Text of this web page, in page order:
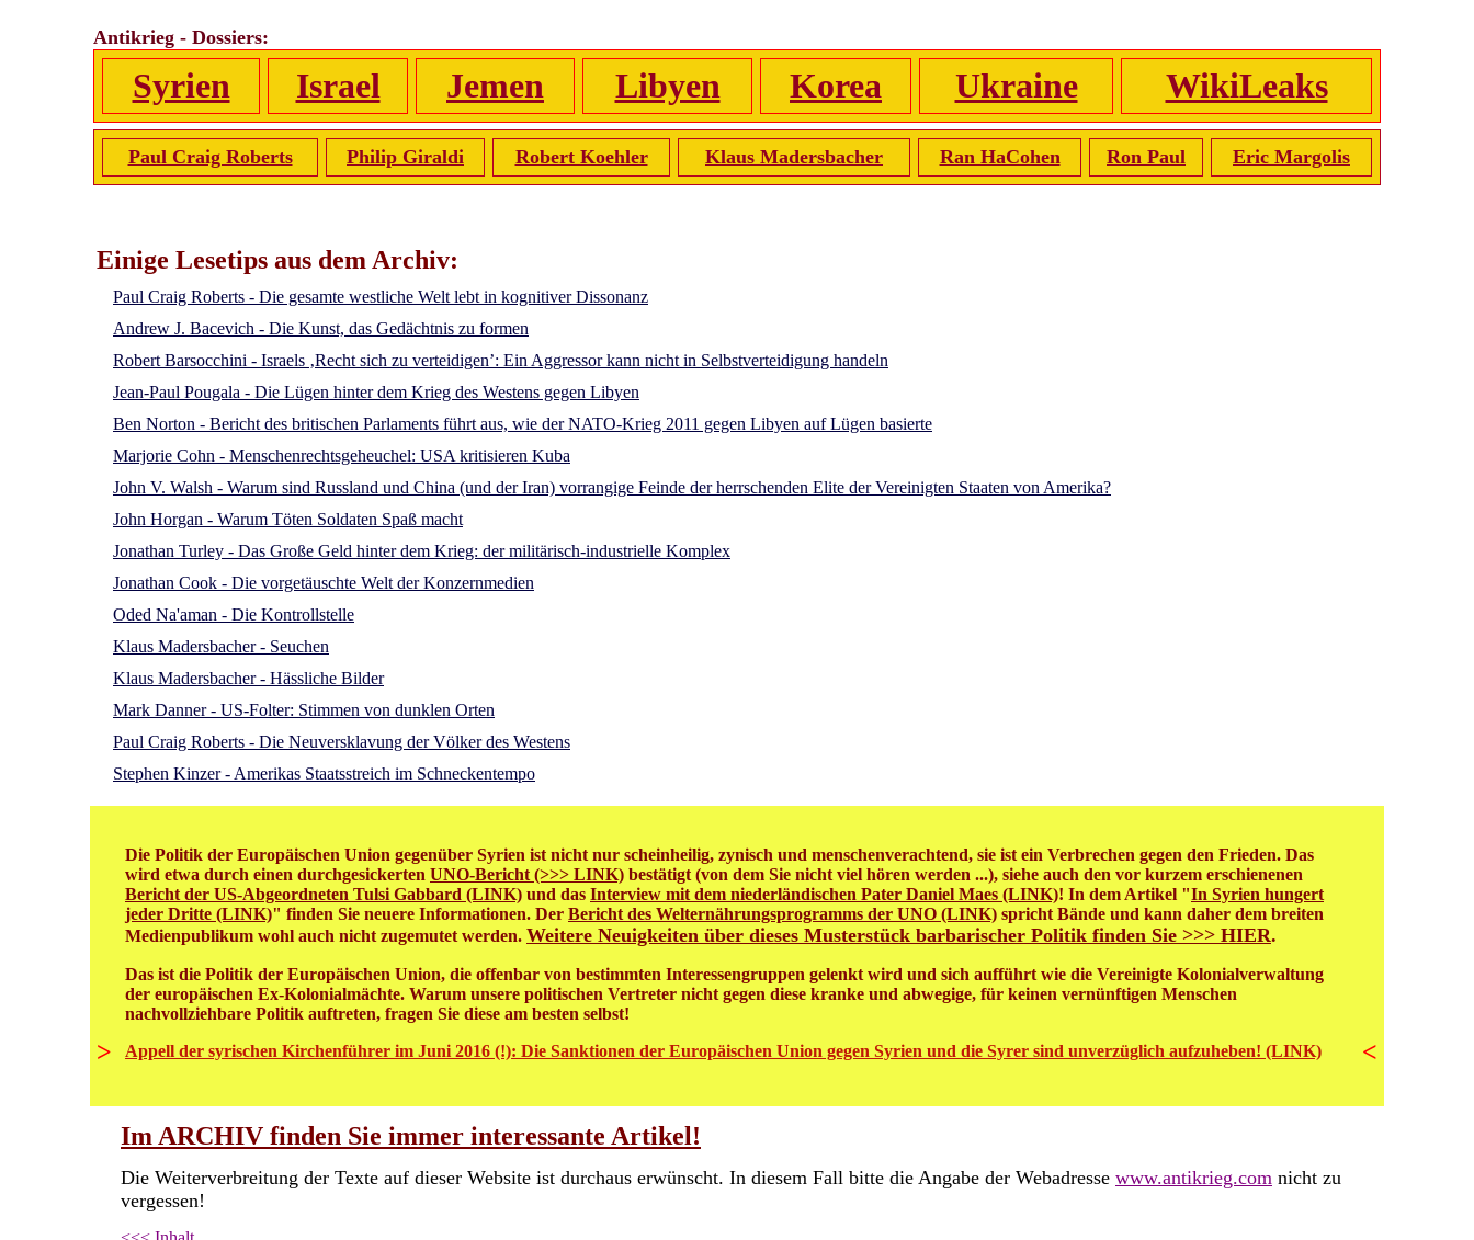
Antikrieg - Dossiers:
Syrien Israel Jemen Libyen Korea Ukraine WikiLeaks
Paul Craig Roberts Philip Giraldi Robert Koehler Klaus Madersbacher Ran HaCohen Ron Paul Eric Margolis
Einige Lesetips aus dem Archiv:
Paul Craig Roberts - Die gesamte westliche Welt lebt in kognitiver Dissonanz
Andrew J. Bacevich - Die Kunst, das Gedächtnis zu formen
Robert Barsocchini - Israels ‚Recht sich zu verteidigen’: Ein Aggressor kann nicht in Selbstverteidigung handeln
Jean-Paul Pougala - Die Lügen hinter dem Krieg des Westens gegen Libyen
Ben Norton - Bericht des britischen Parlaments führt aus, wie der NATO-Krieg 2011 gegen Libyen auf Lügen basierte
Marjorie Cohn - Menschenrechtsgeheuchel: USA kritisieren Kuba
John V. Walsh - Warum sind Russland und China (und der Iran) vorrangige Feinde der herrschenden Elite der Vereinigten Staaten von Amerika?
John Horgan - Warum Töten Soldaten Spaß macht
Jonathan Turley - Das Große Geld hinter dem Krieg: der militärisch-industrielle Komplex
Jonathan Cook - Die vorgetäuschte Welt der Konzernmedien
Oded Na'aman - Die Kontrollstelle
Klaus Madersbacher - Seuchen
Klaus Madersbacher - Hässliche Bilder
Mark Danner - US-Folter: Stimmen von dunklen Orten
Paul Craig Roberts - Die Neuversklavung der Völker des Westens
Stephen Kinzer - Amerikas Staatsstreich im Schneckentempo
Die Politik der Europäischen Union gegenüber Syrien ist nicht nur scheinheilig, zynisch und menschenverachtend, sie ist ein Verbrechen gegen den Frieden. Das
wird etwa durch einen durchgesickerten UNO-Bericht (>>> LINK) bestätigt (von dem Sie nicht viel hören werden ...), siehe auch den vor kurzem erschienenen
Bericht der US-Abgeordneten Tulsi Gabbard (LINK) und das Interview mit dem niederländischen Pater Daniel Maes (LINK)! In dem Artikel "In Syrien hungert
jeder Dritte (LINK)" finden Sie neuere Informationen. Der Bericht des Welternährungsprogramms der UNO (LINK) spricht Bände und kann daher dem breiten
Medienpublikum wohl auch nicht zugemutet werden. Weitere Neuigkeiten über dieses Musterstück barbarischer Politik finden Sie >>> HIER.
Das ist die Politik der Europäischen Union, die offenbar von bestimmten Interessengruppen gelenkt wird und sich aufführt wie die Vereinigte Kolonialverwaltung
der europäischen Ex-Kolonialmächte. Warum unsere politischen Vertreter nicht gegen diese kranke und abwegige, für keinen vernünftigen Menschen
nachvollziehbare Politik auftreten, fragen Sie diese am besten selbst!
> Appell der syrischen Kirchenführer im Juni 2016 (!): Die Sanktionen der Europäischen Union gegen Syrien und die Syrer sind unverzüglich aufzuheben! (LINK) <
Im ARCHIV finden Sie immer interessante Artikel!
Die Weiterverbreitung der Texte auf dieser Website ist durchaus erwünscht. In diesem Fall bitte die Angabe der Webadresse www.antikrieg.com nicht zu
vergessen!